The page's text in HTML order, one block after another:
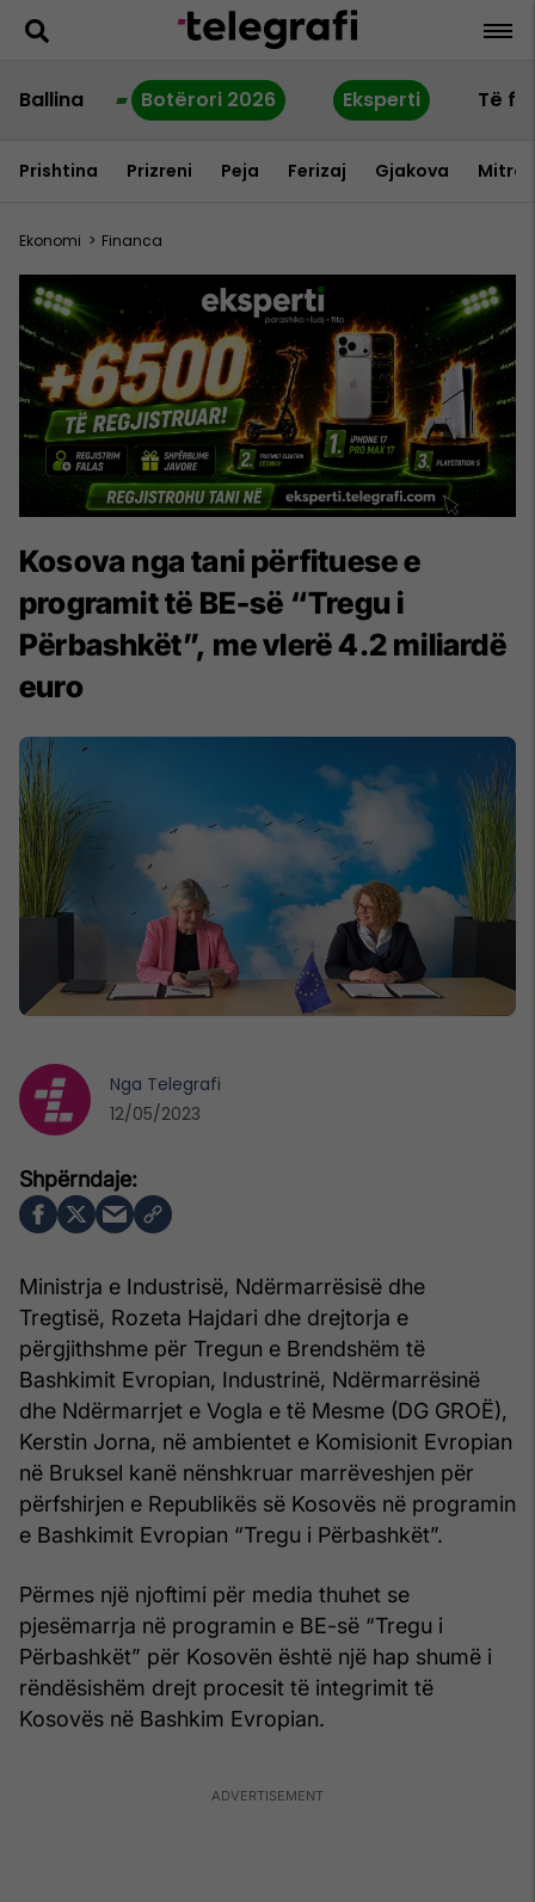
Ballina Botërori 2026 Eksperti Të
Prishtina Prizreni Peja Ferizaj Gjakova
Ekonomi > Financa
Kosova nga tani përfituese e
programit të BE-së “Tregu i
Përbashkët”, me vlerë 4.2 miliardë
euro
Ministrja e Industrisë, Ndërmarrësisë dhe
Tregtisë, Rozeta Hajdari dhe drejtorja e
përgjithshme për Tregun e Brendshëm të
Bashkimit Evropian, Industrinë, Ndërmarrësinë
dhe Ndërmarrjet e Vogla e të Mesme (DG GROË),
Kerstin Jorna, në ambientet e Komisionit Evropian
në Bruksel kanë nënshkruar marrëveshjen për
përfshirjen e Republikës së Kosovës në programin
e Bashkimit Evropian “Tregu i Përbashkët”.
Përmes një njoftimi për media thuhet se
pjesëmarrja në programin e BE-së “Tregu i
Përbashkët” për Kosovën është një hap shumë i
rëndësishëm drejt procesit të integrimit të
Kosovës në Bashkim Evropian.
Nga Telegrafi
12/05/2023